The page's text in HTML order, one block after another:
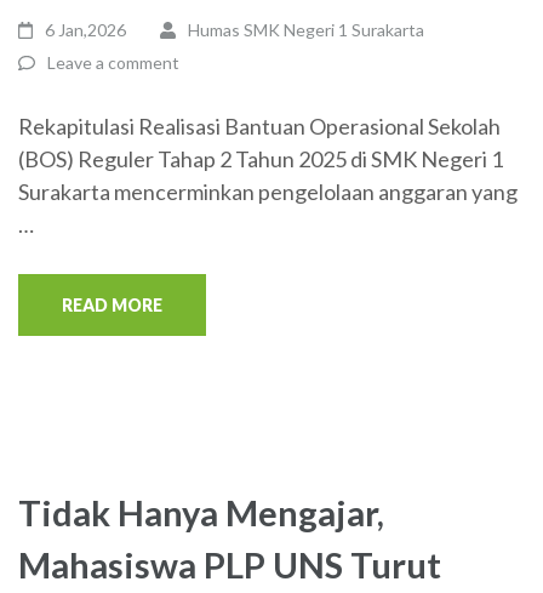
6 Jan,2026
Humas SMK Negeri 1 Surakarta
Leave a comment
Rekapitulasi Realisasi Bantuan Operasional Sekolah
(BOS) Reguler Tahap 2 Tahun 2025 di SMK Negeri 1
Surakarta mencerminkan pengelolaan anggaran yang
…
READ MORE
Tidak Hanya Mengajar,
Mahasiswa PLP UNS Turut